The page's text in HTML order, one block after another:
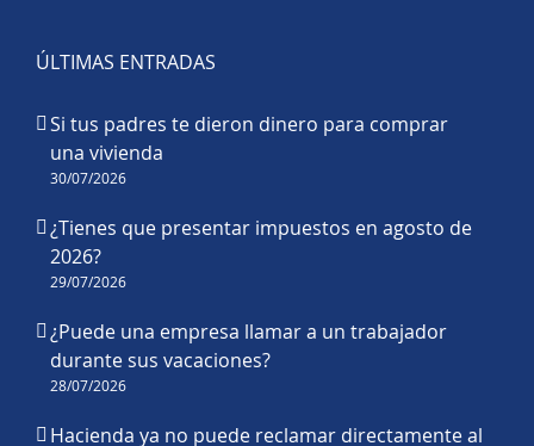
ÚLTIMAS ENTRADAS
Si tus padres te dieron dinero para comprar
una vivienda
30/07/2026
¿Tienes que presentar impuestos en agosto de
2026?
29/07/2026
¿Puede una empresa llamar a un trabajador
durante sus vacaciones?
28/07/2026
Hacienda ya no puede reclamar directamente al